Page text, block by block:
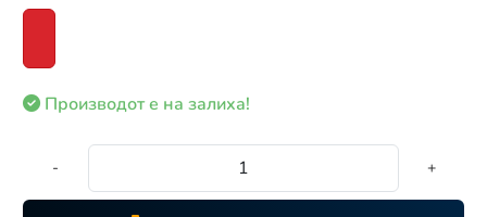
Производот е на залиха!
- +